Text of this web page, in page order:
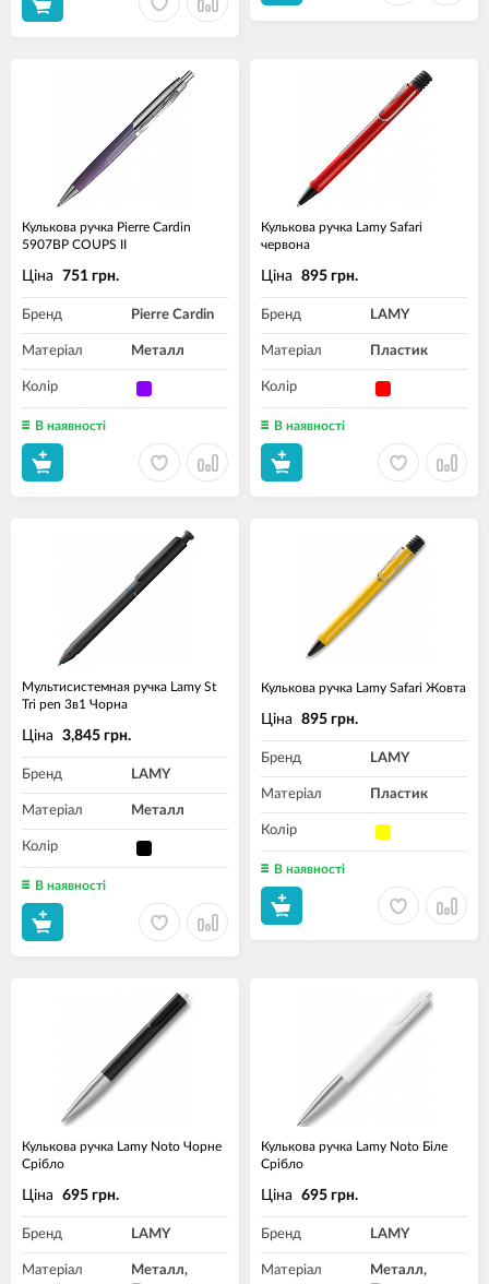
Кулькова ручка Pierre Cardin
5907BP COUPS II
Ціна 751 грн.
Бренд Pierre Cardin
Матеріал Металл
Колір
В наявності
Кулькова ручка Lamy Safari
червона
Ціна 895 грн.
Бренд LAMY
Матеріал Пластик
Колір
В наявності
Мультисистемная ручка Lamy St
Tri pen 3в1 Чорна
Ціна 3,845 грн.
Бренд LAMY
Матеріал Металл
Колір
В наявності
Кулькова ручка Lamy Safari Жовта
Ціна 895 грн.
Бренд LAMY
Матеріал Пластик
Колір
В наявності
Кулькова ручка Lamy Noto Чорне
Срібло
Ціна 695 грн.
Бренд LAMY
Матеріал
Металл,
Кулькова ручка Lamy Noto Біле
Срібло
Ціна 695 грн.
Бренд LAMY
Матеріал
Металл,